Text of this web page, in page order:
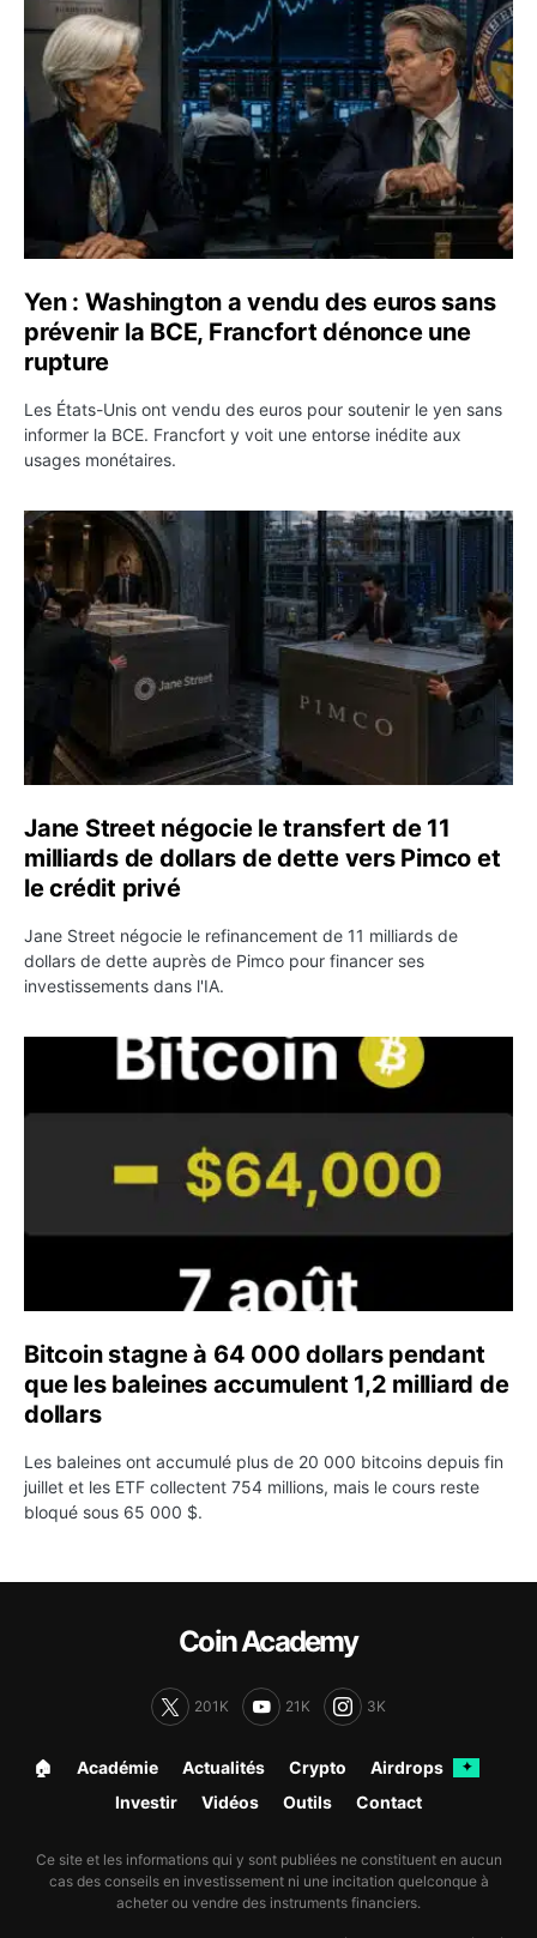
Yen : Washington a vendu des euros sans
prévenir la BCE, Francfort dénonce une
rupture
Les États-Unis ont vendu des euros pour soutenir le yen sans
informer la BCE. Francfort y voit une entorse inédite aux
usages monétaires.
Jane Street négocie le transfert de 11 milliards de
Jane Street négocie le transfert de 11
milliards de dollars de dette vers Pimco et
le crédit privé
Jane Street négocie le refinancement de 11 milliards de
dollars de dette auprès de Pimco pour financer ses
investissements dans l'IA.
Bitcoin stagne à 64 000 dollars pendant que les
Bitcoin stagne à 64 000 dollars pendant
que les baleines accumulent 1,2 milliard de
dollars
Les baleines ont accumulé plus de 20 000 bitcoins depuis fin
juillet et les ETF collectent 754 millions, mais le cours reste
bloqué sous 65 000 $.
Coin Academy
201K 21K 3K
🏠︎ Académie Actualités Crypto Airdrops ✦
Investir Vidéos Outils Contact
Ce site et les informations qui y sont publiées ne constituent en aucun
cas des conseils en investissement ni une incitation quelconque à
acheter ou vendre des instruments financiers.